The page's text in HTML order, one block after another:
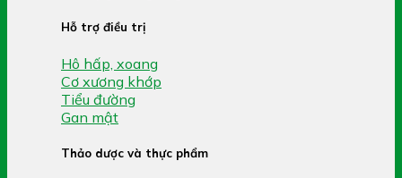
Hỗ trợ điều trị
Hô hấp, xoang
Cơ xương khớp
Tiểu đường
Gan mật
Thảo dược và thực phẩm